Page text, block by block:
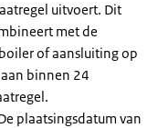
uitvoert. Dit
met de
of aansluiting op
binnen 24
plaatsingsdatum van